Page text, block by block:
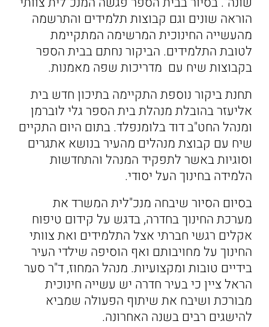
הוראה שונים וגם קבוצות תלמידים והתרשמה
מהעשייה החינוכית המרשימה המתקיימת
לטובת התלמידים. הביקור נחתם בבית הספר
בקבוצות שיח עם מדריכות שפה מאמנות.
תחנת ביקור נוספת התקיימה בתיכון חדש בית
אליעזר בהובלת מנהלת בית הספר גלי לוברמן
ומנהל החט"ב דוד בלומנפלד. בתום היום התקיים
שיח עם קבוצת מנהלים מהעיר בנושא אתגרים
וסוגיות באשר לתפקיד המנהל והתחדשות
הלמידה בחינוך העל יסודי.
בסיום הסיור שיבחה מנכ"לית המשרד את
מערכת החינוך בחדרה, בדגש על קידום טיפוח
אקלים רגשי חברתי אצל התלמידים ואת צוותי
החינוך על מחויבותם ואף הוסיפה שילדי העיר
בידיים טובות ומקצועיות. מנהל המחוז, ד"ר סער
הראל ציין כי בעיר חדרה יש עשייה חינוכית
מבורכת ושיבח את שיתוף הפעולה שמביא
להישגים רבים בשנה האחרונה.